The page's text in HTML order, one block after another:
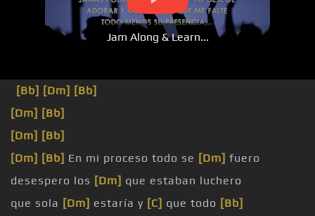
Jam Along & Learn...
[Bb] [Dm] [Bb]
[Dm] [Bb]
[Dm] [Bb]
[Dm] [Bb] En mi proceso todo se [Dm] fuero
desespero los [Dm] que estaban luchero
que sola [Dm] estaría y [C] que todo [Bb]